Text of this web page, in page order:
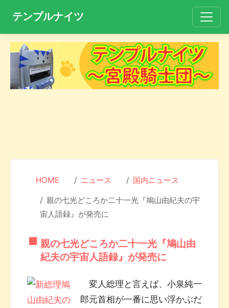
テンプルナイツ
HOME ニュース 国内ニュース
親の七光どころか二十一光『鳩山由紀夫の宇
宙人語録』が発売に
親の七光どころか二十一光『鳩山由
紀夫の宇宙人語録』が発売に
変人総理と言えば、小泉純一
郎元首相が一番に思い浮かぶだ